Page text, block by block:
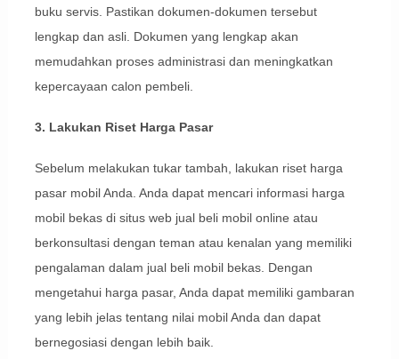
buku servis. Pastikan dokumen-dokumen tersebut
lengkap dan asli. Dokumen yang lengkap akan
memudahkan proses administrasi dan meningkatkan
kepercayaan calon pembeli.
3. Lakukan Riset Harga Pasar
Sebelum melakukan tukar tambah, lakukan riset harga
pasar mobil Anda. Anda dapat mencari informasi harga
mobil bekas di situs web jual beli mobil online atau
berkonsultasi dengan teman atau kenalan yang memiliki
pengalaman dalam jual beli mobil bekas. Dengan
mengetahui harga pasar, Anda dapat memiliki gambaran
yang lebih jelas tentang nilai mobil Anda dan dapat
bernegosiasi dengan lebih baik.